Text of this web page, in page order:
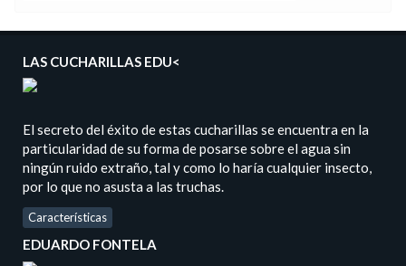
LAS CUCHARILLAS EDU<
El secreto del éxito de estas cucharillas se encuentra en la
particularidad de su forma de posarse sobre el agua sin
ningún ruido extraño, tal y como lo haría cualquier insecto,
por lo que no asusta a las truchas.
Características
EDUARDO FONTELA